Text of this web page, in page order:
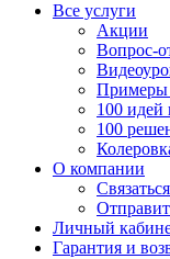
Все услуги
Акции
Вопрос-
Примеры
100 идей
100
О компании
Личный
Гарантия и